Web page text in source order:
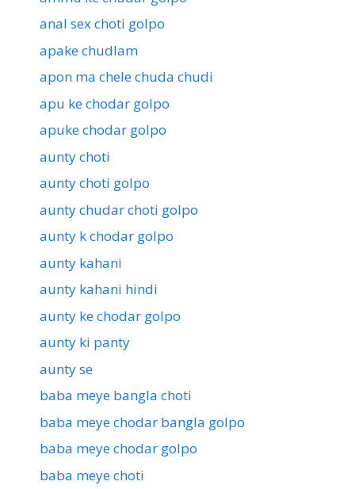
anal sex choti golpo
apake chudlam
apon ma chele chuda chudi
apu ke chodar golpo
apuke chodar golpo
aunty choti
aunty choti golpo
aunty chudar choti golpo
aunty k chodar golpo
aunty kahani
aunty kahani hindi
aunty ke chodar golpo
aunty ki panty
aunty se
baba meye bangla choti
baba meye chodar bangla golpo
baba meye chodar golpo
baba meye choti